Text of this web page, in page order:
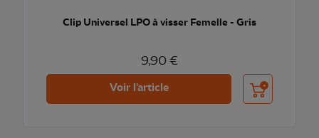
Clip Universel LPO à visser Femelle - Gris
9,90 €
Voir l'article Ajouter au